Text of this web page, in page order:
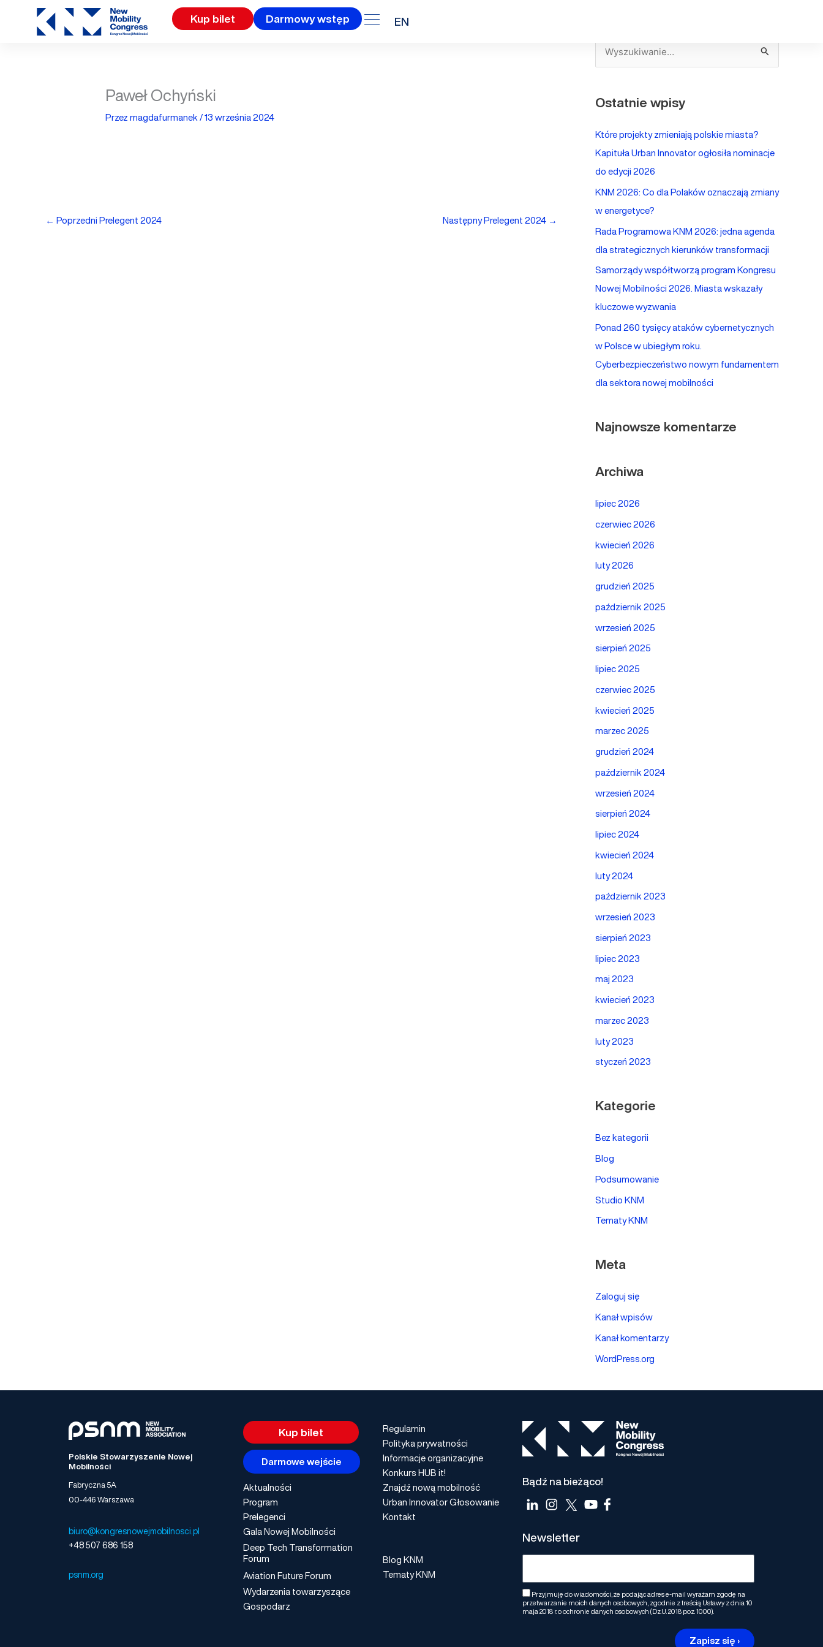
Kup bilet Darmowy wstęp EN
Paweł Ochyński
Przezmagdafurmanek/13 września 2024
← Poprzedni Prelegent 2024 Następny Prelegent 2024 →
z
k
Ostatnie wpisy
Które projekty zmieniają polskie miasta?
Kapituła Urban Innovator ogłosiła nominacje
do edycji 2026
KNM 2026: Co dla Polaków oznaczają zmiany
w energetyce?
Rada Programowa KNM 2026: jedna agenda
dla strategicznych kierunków transformacji
Samorządy współtworzą program Kongresu
Nowej Mobilności 2026. Miasta wskazały
kluczowe wyzwania
Ponad 260 tysięcy ataków cybernetycznych
w Polsce w ubiegłym roku.
Cyberbezpieczeństwo nowym fundamentem
dla sektora nowej mobilności
Najnowsze komentarze
Archiwa
lipiec 2026
czerwiec 2026
kwiecień 2026
luty 2026
grudzień 2025
październik 2025
wrzesień 2025
sierpień 2025
lipiec 2025
czerwiec 2025
kwiecień 2025
marzec 2025
grudzień 2024
październik 2024
wrzesień 2024
sierpień 2024
lipiec 2024
kwiecień 2024
luty 2024
październik 2023
wrzesień 2023
sierpień 2023
lipiec 2023
maj 2023
kwiecień 2023
marzec 2023
luty 2023
styczeń 2023
Kategorie
Bez kategorii
Blog
Podsumowanie
Studio KNM
Tematy KNM
Meta
Zaloguj się
Kanał wpisów
Kanał komentarzy
WordPress.org
Polskie Stowarzyszenie Nowej
Mobilności
Fabryczna 5A
00-446 Warszawa
biuro@kongresnowejmobilnosci.pl
+48 507 686 158
psnm.org
Kup bilet
Darmowe wejście
Aktualności
Program
Prelegenci
Gala Nowej Mobilności
Deep Tech Transformation
Forum
Aviation Future Forum
Wydarzenia towarzyszące
Gospodarz
Regulamin
Polityka prywatności
Informacje organizacyjne
Konkurs HUB it!
Znajdź nową mobilność
Urban Innovator Głosowanie
Kontakt
Blog KNM
Tematy KNM
Bądź na bieżąco!
Newsletter
Przyjmuję do wiadomości, że podając adres e-mail wyrażam zgodę na
przetwarzanie moich danych osobowych, zgodnie z treścią Ustawy z dnia 10
maja 2018 r. o ochronie danych osobowych (Dz.U. 2018 poz. 1000).
Zapisz się ›